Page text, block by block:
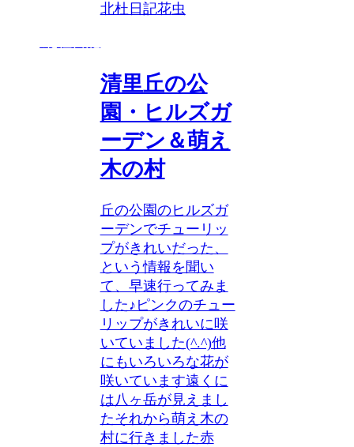
北杜日記花虫
清里丘の公
園・ヒルズガ
ーデン＆萌え
木の村
丘の公園のヒルズガ
ーデンでチューリッ
プがきれいだった、
という情報を聞い
て、早速行ってみま
した♪ピンクのチュー
リップがきれいに咲
いていました(^.^)他
にもいろいろな花が
咲いています遠くに
は八ヶ岳が見えまし
たそれから萌え木の
村に行きました赤